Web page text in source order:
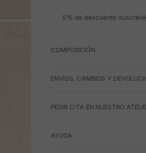
5% de descuento
COMPOSICIÓN
ENVÍOS, CAMBIOS Y
PEDIR CITA EN NUESTRO
AYUDA